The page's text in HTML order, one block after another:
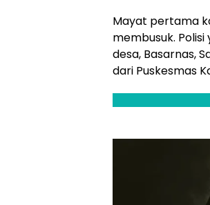
Mayat pertama
membusuk.
desa, Basarnas,
dari Puskesmas